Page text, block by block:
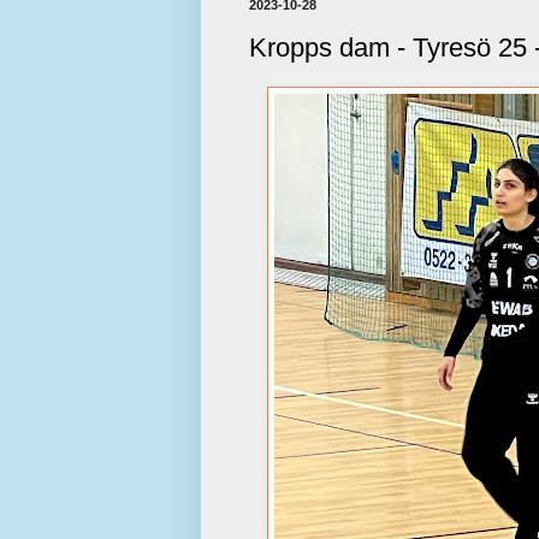
2023-10-28
Kropps dam - Tyresö 25